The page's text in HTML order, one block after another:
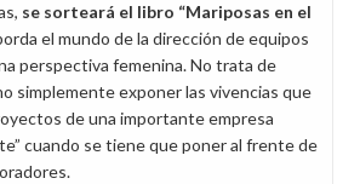
se sorteará el libro “Mariposas en el
el mundo de la dirección de equipos
perspectiva femenina. No trata de
simplemente exponer las vivencias que
de una importante empresa
cuando se tiene que poner al frente de